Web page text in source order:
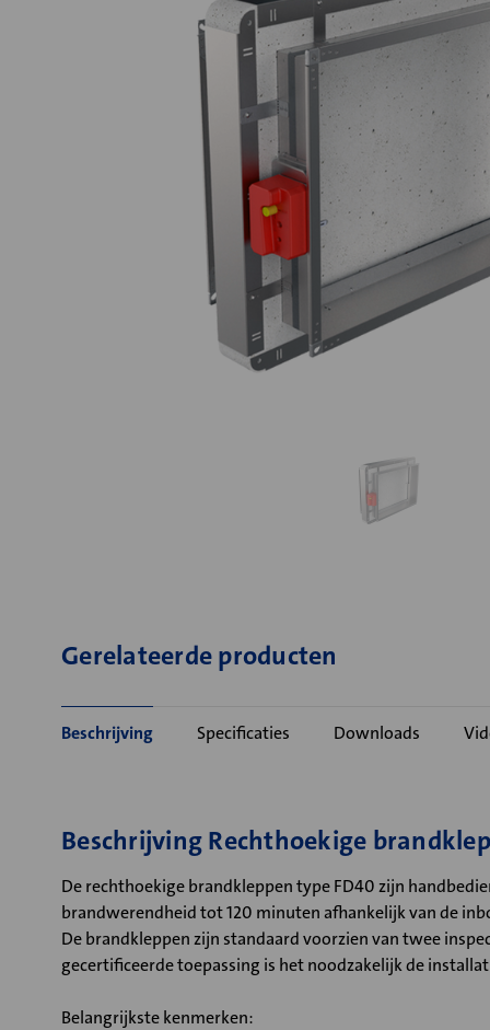
Gerelateerde producten
Beschrijving Specificaties Downloads
Beschrijving Rechthoekige
De rechthoekige brandkleppen type FD40 zijn
brandwerendheid tot 120 minuten afhankelijk van de
De brandkleppen zijn standaard voorzien van twee
gecertificeerde toepassing is het noodzakelijk de
Belangrijkste kenmerken: